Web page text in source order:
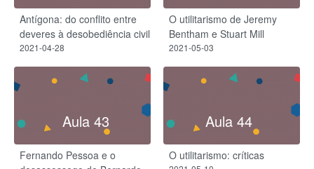
Antígona: do conflito entre
deveres à desobediência civil
2021-04-28
O utilitarismo de Jeremy
Bentham e Stuart Mill
2021-05-03
Aula 43
Fernando Pessoa e o
Aula 44
O utilitarismo: críticas